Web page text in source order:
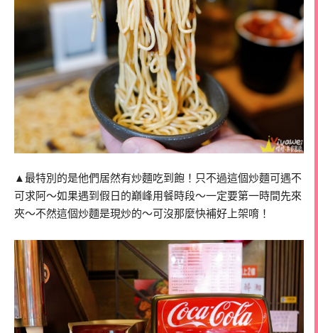
▲最特別的是他們居然有炒麵吃到飽！只不過這個炒麵可遇不
可求阿～如果遇到假日的巔峰用餐時段～一定要第一時間先來
夾～不然這個炒麵是現炒的～可沒那麼快補好上架唷！